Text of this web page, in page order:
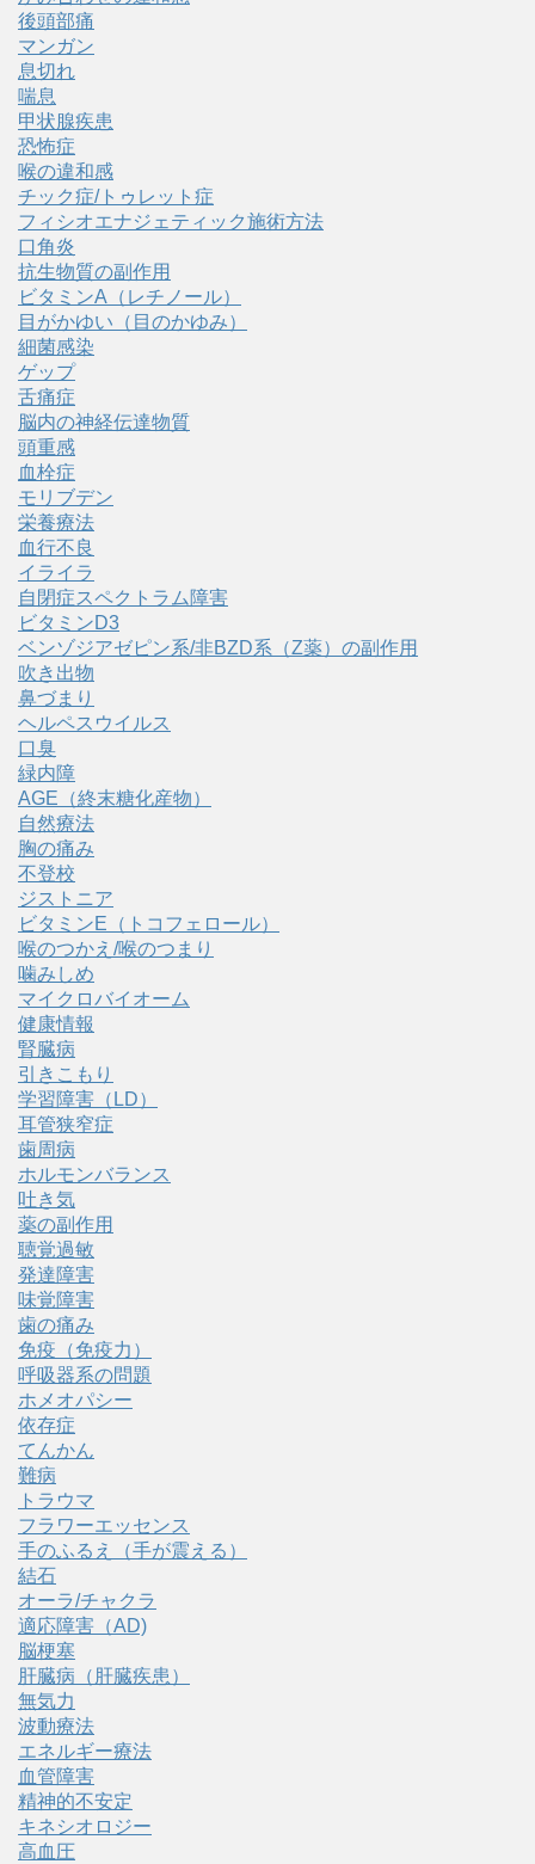
後頭部痛
マンガン
息切れ
喘息
甲状腺疾患
恐怖症
喉の違和感
チック症/トゥレット症
フィシオエナジェティック施術方法
口角炎
抗生物質の副作用
ビタミンA（レチノール）
目がかゆい（目のかゆみ）
細菌感染
ゲップ
舌痛症
脳内の神経伝達物質
頭重感
血栓症
モリブデン
栄養療法
血行不良
イライラ
自閉症スペクトラム障害
ビタミンD3
ベンゾジアゼピン系/非BZD系（Z薬）の副作用
吹き出物
鼻づまり
ヘルペスウイルス
口臭
緑内障
AGE（終末糖化産物）
自然療法
胸の痛み
不登校
ジストニア
ビタミンE（トコフェロール）
喉のつかえ/喉のつまり
噛みしめ
マイクロバイオーム
健康情報
腎臓病
引きこもり
学習障害（LD）
耳管狭窄症
歯周病
ホルモンバランス
吐き気
薬の副作用
聴覚過敏
発達障害
味覚障害
歯の痛み
免疫（免疫力）
呼吸器系の問題
ホメオパシー
依存症
てんかん
難病
トラウマ
フラワーエッセンス
手のふるえ（手が震える）
結石
オーラ/チャクラ
適応障害（AD)
脳梗塞
肝臓病（肝臓疾患）
無気力
波動療法
エネルギー療法
血管障害
精神的不安定
キネシオロジー
高血圧